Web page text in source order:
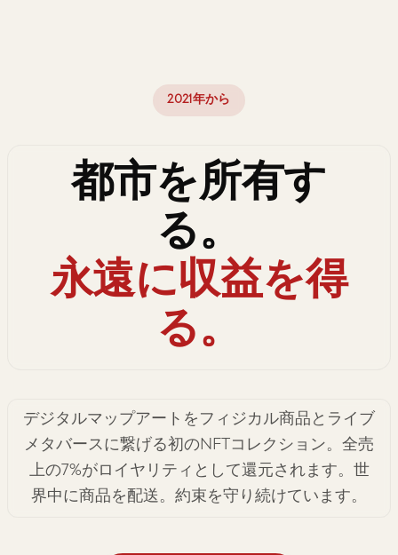
2021年から
都市を所有す
る。
永遠に収益を得
る。
デジタルマップアートをフィジカル商品とライブ
メタバースに繋げる初のNFTコレクション。全売
上の7%がロイヤリティとして還元されます。世
界中に商品を配送。約束を守り続けています。